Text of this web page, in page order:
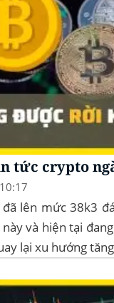
tức crypto
đã lên mức 38k3
và hiện tại
lại xu hướng tăng
làm...